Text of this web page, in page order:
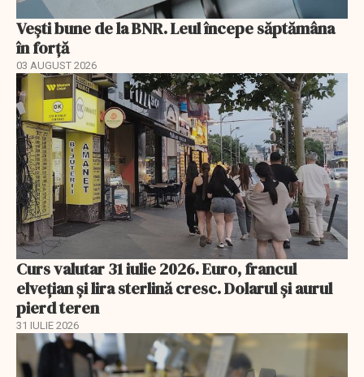
Vești bune de la BNR. Leul începe săptămâna
în forță
03 AUGUST 2026
Curs valutar 31 iulie 2026. Euro, francul
elvețian și lira sterlină cresc. Dolarul și aurul
pierd teren
31 IULIE 2026